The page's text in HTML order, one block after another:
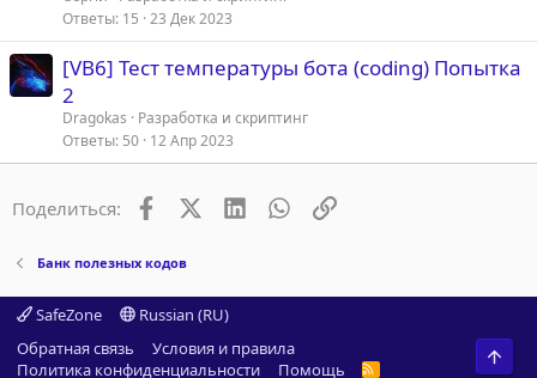
Ответы 15 23 Дек 2023
[VB6] Тест температуры бота (coding) Попытка
2
Dragokas
Разработка и скриптинг
Ответы 50 12 Апр 2023
Поделиться: FacebookX (Twitter)
LinkedInWhatsAppСсылка
Банк полезных кодов
SafeZone
Russian (RU)
Обратная связь
Условия и правила
Политика конфиденциальности
Помощь
R